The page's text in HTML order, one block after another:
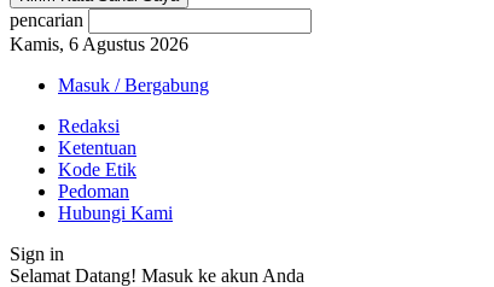
pencarian
Kamis, 6 Agustus 2026
Masuk / Bergabung
Redaksi
Ketentuan
Kode Etik
Pedoman
Hubungi Kami
Sign in
Selamat Datang! Masuk ke akun Anda